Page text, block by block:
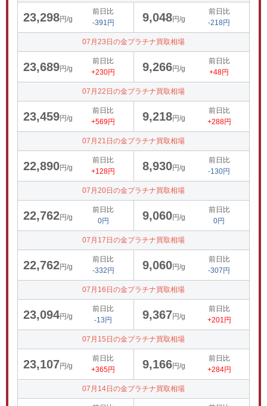
23,298円/g
前日比
-391円
9,048円/g
前日比
-218円
07月23日の金プラチナ買取相場
23,689円/g
前日比
+230円
9,266円/g
前日比
+48円
07月22日の金プラチナ買取相場
23,459円/g
前日比
+569円
9,218円/g
前日比
+288円
07月21日の金プラチナ買取相場
22,890円/g
前日比
+128円
8,930円/g
前日比
-130円
07月20日の金プラチナ買取相場
22,762円/g
前日比
0円
9,060円/g
前日比
0円
07月17日の金プラチナ買取相場
22,762円/g
前日比
-332円
9,060円/g
前日比
-307円
07月16日の金プラチナ買取相場
23,094円/g
前日比
-13円
9,367円/g
前日比
+201円
07月15日の金プラチナ買取相場
23,107円/g
前日比
+365円
9,166円/g
前日比
+284円
07月14日の金プラチナ買取相場